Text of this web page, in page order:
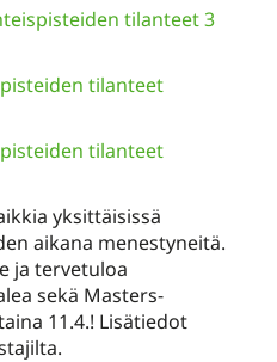
tilanteet 3
tilanteet
tilanteet
yksittäisissä
aikana menestyneitä.
ja tervetuloa
sekä Masters-
11.4.! Lisätiedot